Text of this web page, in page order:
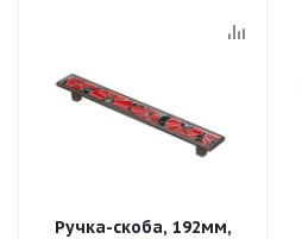
Ручка-скоба, 192мм,